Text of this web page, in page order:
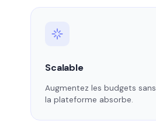
Scalable
Augmentez les budgets
la plateforme absorbe.